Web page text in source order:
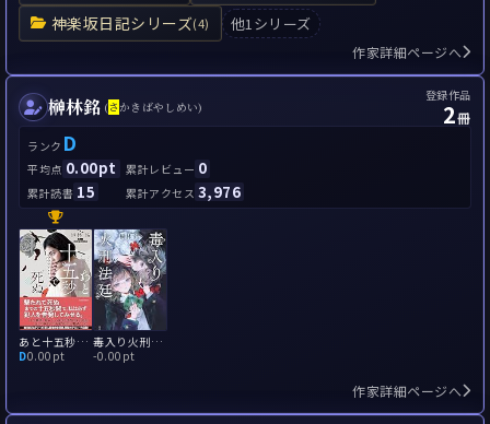
神楽坂日記シリーズ(4) 他1シリーズ
作家詳細ページへ
榊林銘 (さ かきばやしめい)
登録作品
2冊
ランク D
平均点 0.00pt 累計レビュー 0
累計読書 15 累計アクセス 3,976
あと十五秒で死ぬ
D0.00pt
毒入り火刑法廷
-0.00pt
作家詳細ページへ